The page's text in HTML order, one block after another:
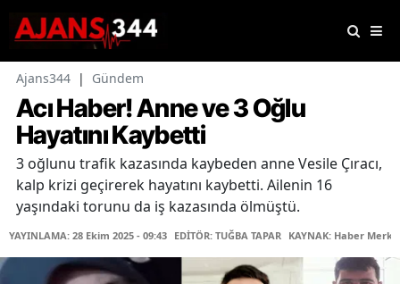
Ajans344 | Gündem
Acı Haber! Anne ve 3 Oğlu
Hayatını Kaybetti
3 oğlunu trafik kazasında kaybeden anne Vesile Çıracı,
kalp krizi geçirerek hayatını kaybetti. Ailenin 16
yaşındaki torunu da iş kazasında ölmüştü.
YAYINLAMA: 28 Ekim 2025 - 09:43 EDİTÖR: TUĞBA TAPAR KAYNAK: Haber